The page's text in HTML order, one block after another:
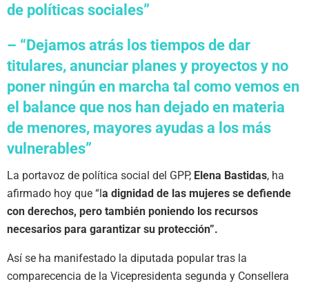
de políticas sociales”
– “Dejamos atrás los tiempos de dar
titulares, anunciar planes y proyectos y no
poner ningún en marcha tal como vemos en
el balance que nos han dejado en materia
de menores, mayores ayudas a los más
vulnerables”
La portavoz de política social del GPP, Elena Bastidas, ha
afirmado hoy que “l a dignidad de las mujeres se defiende
con derechos, pero también poniendo los recursos
necesarios para garantizar su protección”.
Así se ha manifestado la diputada popular tras la
comparecencia de la Vicepresidenta segunda y Consellera